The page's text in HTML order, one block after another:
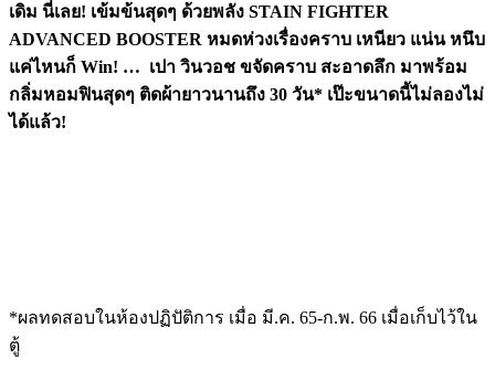
เดิม นี่เลย! เข้มข้นสุดๆ ด้วยพลัง STAIN FIGHTER
ADVANCED BOOSTER หมดห่วงเรื่องคราบ เหนียว แน่น หนึบ
แค่ไหนก็ Win! … เปา วินวอช ขจัดคราบ สะอาดลึก มาพร้อม
กลิ่มหอมฟินสุดๆ ติดผ้ายาวนานถึง 30 วัน* เป๊ะขนาดนี้ไม่ลองไม่
ได้แล้ว! ​
*ผลทดสอบในห้องปฏิปัติการ เมื่อ มี.ค. 65-ก.พ. 66 เมื่อเก็บไว้ใน
ตู้